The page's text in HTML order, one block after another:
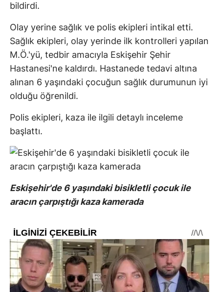
bildirdi.
Olay yerine sağlık ve polis ekipleri intikal etti.
Sağlık ekipleri, olay yerinde ilk kontrolleri yapılan
M.Ö.'yü, tedbir amacıyla Eskişehir Şehir
Hastanesi'ne kaldırdı. Hastanede tedavi altına
alınan 6 yaşındaki çocuğun sağlık durumunun iyi
olduğu öğrenildi.
Polis ekipleri, kaza ile ilgili detaylı inceleme
başlattı.
Eskişehir'de 6 yaşındaki bisikletli çocuk ile
aracın çarpıştığı kaza kamerada